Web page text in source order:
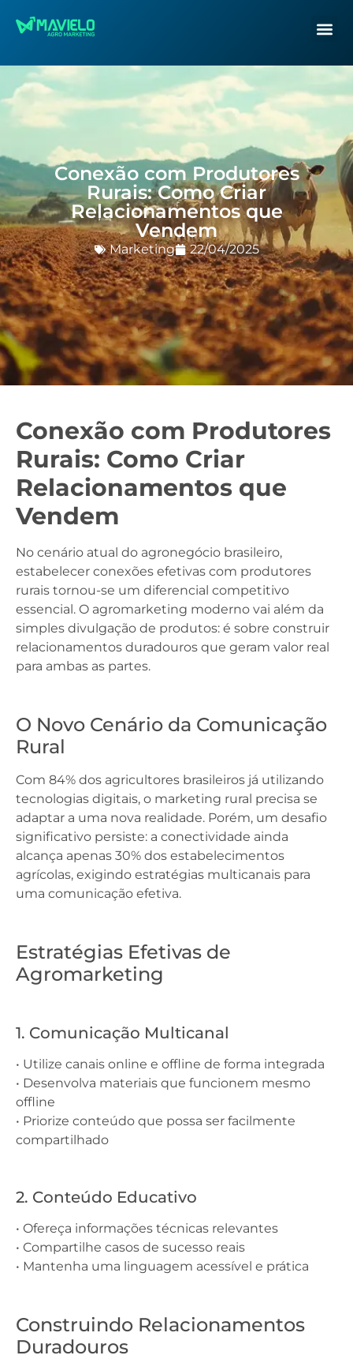
Conexão com Produtores
Rurais: Como Criar
Relacionamentos que
Vendem
Marketing 22/04/2025
Conexão com Produtores
Rurais: Como Criar
Relacionamentos que
Vendem
No cenário atual do agronegócio brasileiro,
estabelecer conexões efetivas com produtores
rurais tornou-se um diferencial competitivo
essencial. O agromarketing moderno vai além da
simples divulgação de produtos: é sobre construir
relacionamentos duradouros que geram valor real
para ambas as partes.
O Novo Cenário da Comunicação
Rural
Com 84% dos agricultores brasileiros já utilizando
tecnologias digitais, o marketing rural precisa se
adaptar a uma nova realidade. Porém, um desafio
significativo persiste: a conectividade ainda
alcança apenas 30% dos estabelecimentos
agrícolas, exigindo estratégias multicanais para
uma comunicação efetiva.
Estratégias Efetivas de
Agromarketing
1. Comunicação Multicanal
• Utilize canais online e offline de forma integrada
• Desenvolva materiais que funcionem mesmo
offline
• Priorize conteúdo que possa ser facilmente
compartilhado
2. Conteúdo Educativo
• Ofereça informações técnicas relevantes
• Compartilhe casos de sucesso reais
• Mantenha uma linguagem acessível e prática
Construindo Relacionamentos
Duradouros